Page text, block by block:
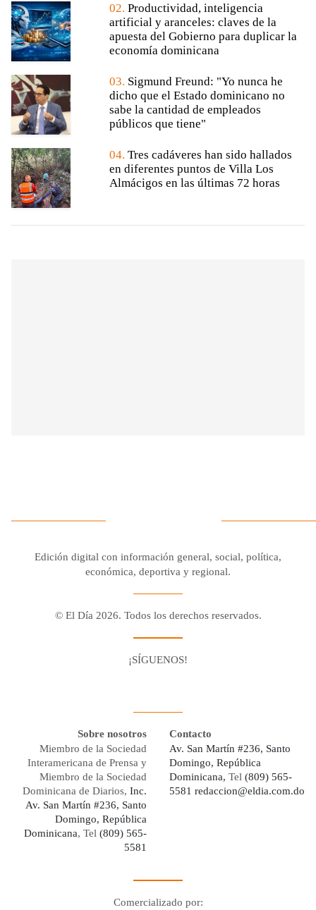
02. Productividad, inteligencia
artificial y aranceles: claves de la
apuesta del Gobierno para duplicar la
economía dominicana
03. Sigmund Freund: "Yo nunca he
dicho que el Estado dominicano no
sabe la cantidad de empleados
públicos que tiene"
04. Tres cadáveres han sido hallados
en diferentes puntos de Villa Los
Almácigos en las últimas 72 horas
Edición digital con información general, social, política,
económica, deportiva y regional.
© El Día 2026. Todos los derechos reservados.
¡SÍGUENOS!
Sobre nosotros
Miembro de la Sociedad
Interamericana de Prensa y
Miembro de la Sociedad
Dominicana de Diarios, Inc.
Av. San Martín #236, Santo
Domingo, República
Dominicana, Tel (809) 565-
5581
Contacto
Av. San Martín #236, Santo
Domingo, República
Dominicana, Tel (809) 565-
5581 redaccion@eldia.com.do
Comercializado por: